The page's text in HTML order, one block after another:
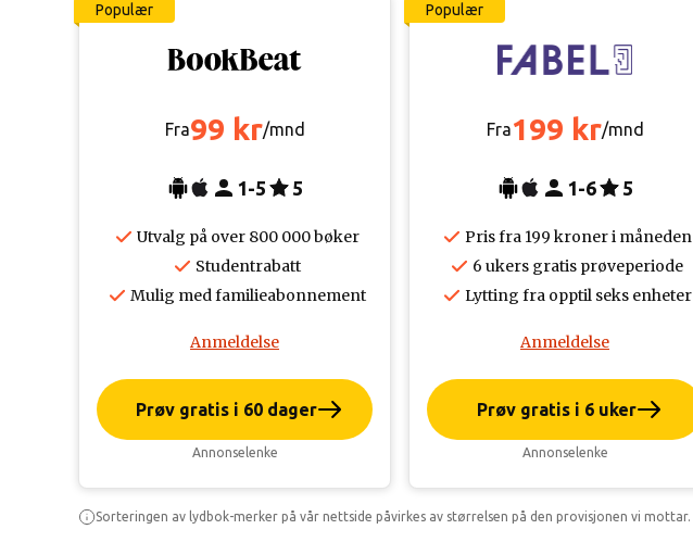
Populær
Fra99 kr/mnd
1-5 5
Utvalg på over 800 000 bøker
Studentrabatt
Mulig med familieabonnement
Anmeldelse
Prøv gratis i 60 dager
Annonselenke
Populær
Fra199 kr/mnd
1-6 5
Pris fra 199 kroner i måneden
6 ukers gratis prøveperiode
Lytting fra opptil seks enheter
Anmeldelse
Prøv gratis i 6 uker
Annonselenke
Sorteringen av lydbok-merker på vår nettside påvirkes av størrelsen på den provisjonen vi mottar.